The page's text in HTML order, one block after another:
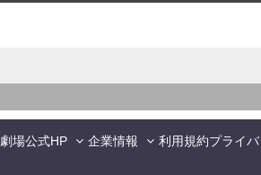
劇場公式HP 企業情報 利用規約プライ